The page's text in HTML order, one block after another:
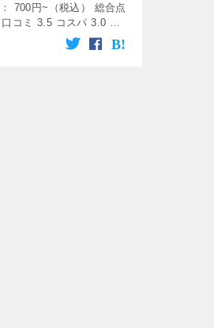
700円~（税込） 総合点
コミ 3.5 コスパ 3.0 ボ
イニングアンドバー に関
口から10分ほどにあるネ